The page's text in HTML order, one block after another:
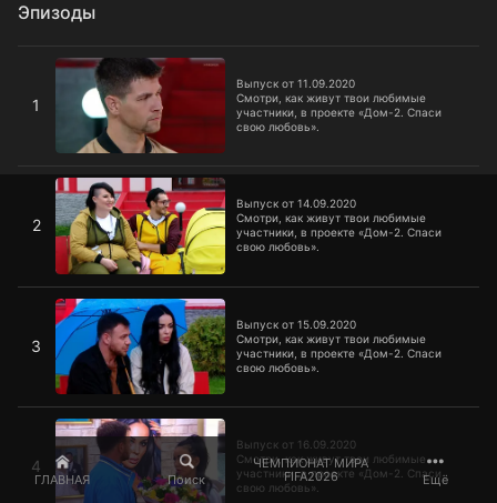
ГЛАВНАЯ Поиск
ЧЕМПИОНАТ МИРА
FIFA2026
Ещё
Эпизоды
1
Выпуск от 11.09.2020
Смотри, как живут твои любимые
участники, в проекте «Дом-2. Спаси
свою любовь».
Выпуск от 11.09.2020
2
Выпуск от 14.09.2020
Смотри, как живут твои любимые
участники, в проекте «Дом-2. Спаси
свою любовь».
Выпуск от 14.09.2020
3
Выпуск от 15.09.2020
Смотри, как живут твои любимые
участники, в проекте «Дом-2. Спаси
свою любовь».
Выпуск от 15.09.2020
4
Выпуск от 16.09.2020
Смотри, как живут твои любимые
участники, в проекте «Дом-2. Спаси
свою любовь».
Выпуск от 16.09.2020